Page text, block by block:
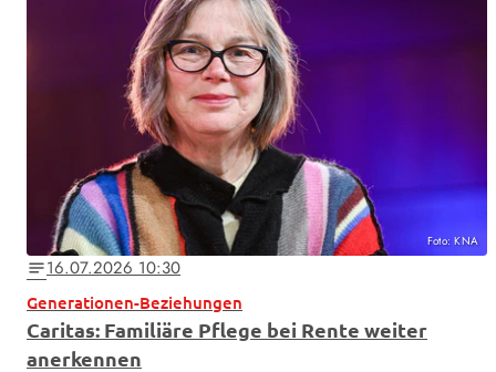
Foto: KNA
notes16.07.2026 10:30
Generationen-Beziehungen
Caritas: Familiäre Pflege bei Rente weiter
anerkennen